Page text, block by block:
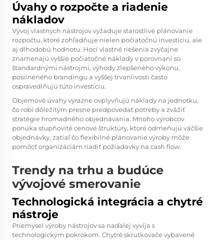
Úvahy o rozpočte a riadenie
nákladov
Vývoj vlastných nástrojov vyžaduje starostlivé plánovanie
rozpočtu, ktoré zohľadňuje nielen počiatočnú investíciu, ale
aj dlhodobú hodnotu. Hoci vlastné riešenia zvyčajne
znamenajú vyššie počiatočné náklady v porovnaní so
štandardnými nástrojmi, výhody zlepšeného výkonu,
posilneného brandingu a vyššej trvanlivosti často
ospravedlňujú túto investíciu.
Objemové úvahy výrazne ovplyvňujú náklady na jednotku,
čo robí dôležitým presne predpovedať potreby a zvážiť
stratégie hromadného objednávania. Mnoho výrobcov
ponúka stupňovité cenové štruktúry, ktoré odmeňujú väčšie
objednávky, zatiaľ čo flexibilné plánovanie výroby môže
pomôcť organizáciám riadiť požiadavky na cash flow.
Trendy na trhu a budúce
vývojové smerovanie
Technologická integrácia a chytré
nástroje
Priemysel výroby nástrojov sa naďalej vyvíja s
technologickým pokrokom. Chytré skrutkovače vybavené